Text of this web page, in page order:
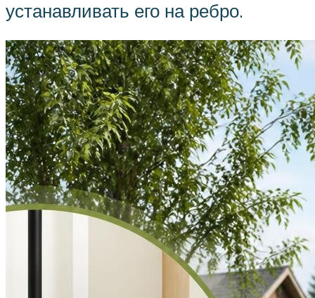
устанавливать его на ребро.